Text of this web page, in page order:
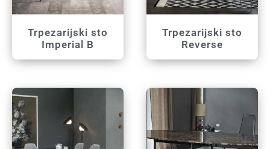
Trpezarijski sto
Imperial B
Trpezarijski sto
Reverse